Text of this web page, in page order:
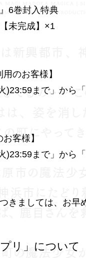
6巻封入特典
未完成】×1
のお客様】
)23:59まで」から
客様】
)23:59まで」から
きましては、お
リ」について